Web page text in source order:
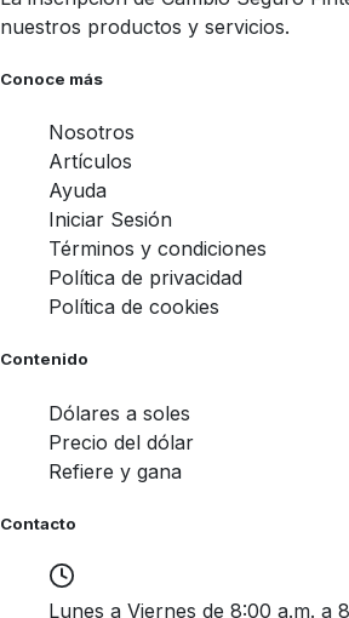
nuestros productos y servicios.
Conoce más
Nosotros
Artículos
Ayuda
Iniciar Sesión
Términos y condiciones
Política de privacidad
Política de cookies
Contenido
Dólares a soles
Precio del dólar
Refiere y gana
Contacto
Lunes a Viernes de 8:00 a.m. a